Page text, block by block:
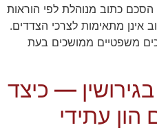
כתוב מנוהלת לפי הוראות
אינן מתאימות לצרכי הצדדים.
משפטיים ממושכים בעת
— כיצד
עתידי